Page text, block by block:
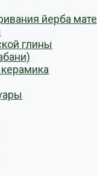
йерба мате
глины